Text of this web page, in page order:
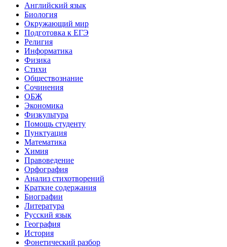
Английский язык
Биология
Окружающий мир
Подготовка к ЕГЭ
Религия
Информатика
Физика
Стихи
Обществознание
Сочинения
ОБЖ
Экономика
Физкультура
Помощь студенту
Пунктуация
Математика
Химия
Правоведение
Орфография
Анализ стихотворений
Краткие содержания
Биографии
Литература
Русский язык
География
История
Фонетический разбор